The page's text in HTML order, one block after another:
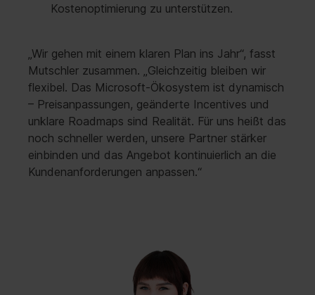
Kostenoptimierung zu unterstützen.
„Wir gehen mit einem klaren Plan ins Jahr“, fasst
Mutschler zusammen. „Gleichzeitig bleiben wir
flexibel. Das Microsoft-Ökosystem ist dynamisch
– Preisanpassungen, geänderte Incentives und
unklare Roadmaps sind Realität. Für uns heißt das
noch schneller werden, unsere Partner stärker
einbinden und das Angebot kontinuierlich an die
Kundenanforderungen anpassen.“